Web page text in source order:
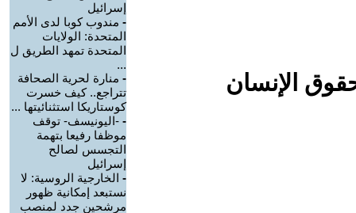
الإنسان
إسرائيل
- مندوب كوبا لدى الأمم
المتحدة: الولايات
المتحدة تمهد الطريق ل
...
- منارة لحرية الصحافة
تتراجع.. كيف خسرت
كوستاريكا استثنائيتها ...
- -اليونيسف- توقف
موظفا رفيعا بتهمة
التجسس لصالح
إسرائيل
- الخارجية الروسية: لا
نستبعد إمكانية ظهور
مرشحين جدد لمنصب